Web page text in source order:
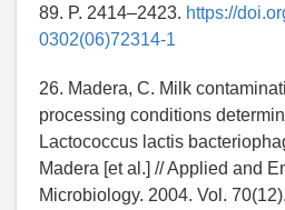
89. P. 2414–2423. https://
0302(06)72314-1
26. Madera, C. Milk
processing conditions
Lactococcus lactis
Madera [et al.] // Applied and
Microbiology. 2004. Vol.